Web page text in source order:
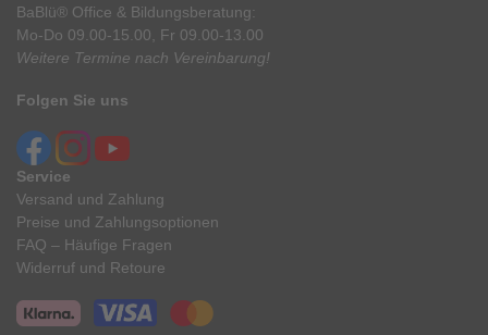
BaBlü® Office & Bildungsberatung:
Mo-Do 09.00-15.00, Fr 09.00-13.00
Weitere Termine nach Vereinbarung!
Folgen Sie uns
Service
Versand und Zahlung
Preise und Zahlungsoptionen
FAQ – Häufige Fragen
Widerruf und Retoure